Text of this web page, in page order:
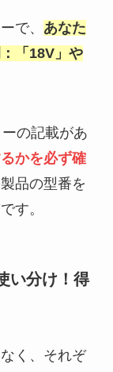
で、 あなた
「18V」や
の記載があ
かを必ず確
品の型番を
す。
い分け！得
く、それぞ